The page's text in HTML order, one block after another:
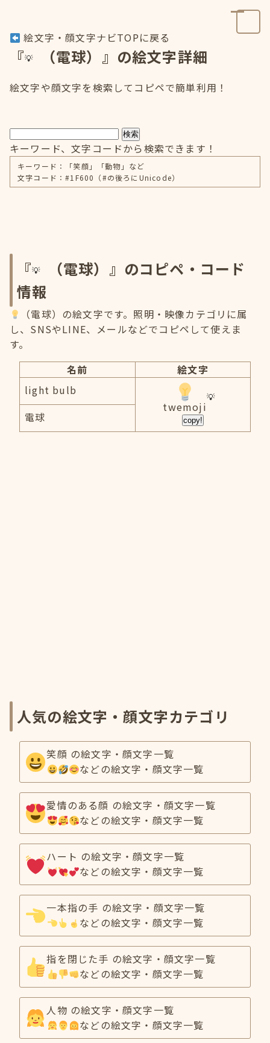
絵文字・顔文字ナビTOPに戻る
『 （電球）』の絵文字詳細
絵文字や顔文字を検索してコピペで簡単利用！
検索
キーワード、文字コードから検索できます！
キーワード：「笑顔」「動物」など
文字コード：#1F600（#の後ろにUnicode）
『
（電球）』のコピペ・コード
情報
（電球）の絵文字です。照明・映像カテゴリに属
し、SNSやLINE、メールなどでコピペして使えま
す。
名前
絵文字
light bulb
twemoji
copy!
電球
人気の絵文字・顔文字カテゴリ
笑顔 の絵文字・顔文字一覧
などの絵文字・顔文字一覧
愛情のある顔 の絵文字・顔文字一覧
などの絵文字・顔文字一覧
ハート の絵文字・顔文字一覧
などの絵文字・顔文字一覧
一本指の手 の絵文字・顔文字一覧
などの絵文字・顔文字一覧
指を閉じた手 の絵文字・顔文字一覧
などの絵文字・顔文字一覧
人物 の絵文字・顔文字一覧
などの絵文字・顔文字一覧